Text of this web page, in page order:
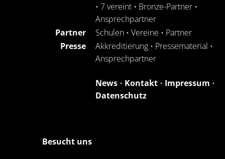
• 7 vereint • Bronze-Partner •
Ansprechpartner
Partner
Schulen • Vereine • Partner
Presse
Akkreditierung • Pressematerial •
Ansprechpartner
News • Kontakt • Impressum •
Datenschutz
Besucht uns